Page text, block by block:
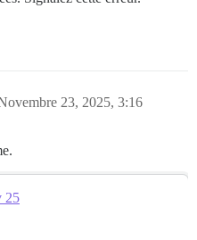
23, 2025, 3:16
25